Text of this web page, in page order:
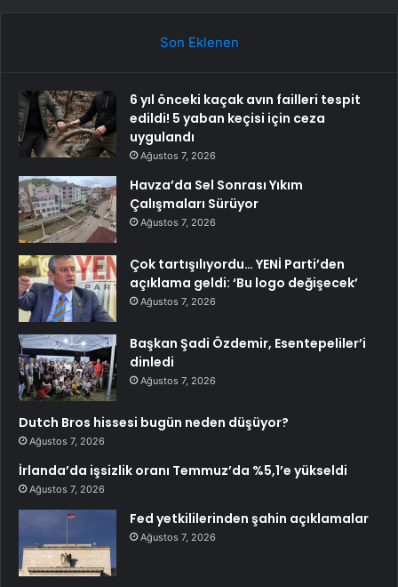
Son Eklenen
6 yıl önceki kaçak avın failleri tespit
edildi! 5 yaban keçisi için ceza
uygulandı
Ağustos 7, 2026
Havza’da Sel Sonrası Yıkım
Çalışmaları Sürüyor
Ağustos 7, 2026
Çok tartışılıyordu… YENİ Parti’den
açıklama geldi: ‘Bu logo değişecek’
Ağustos 7, 2026
Başkan Şadi Özdemir, Esentepeliler’i
dinledi
Ağustos 7, 2026
Dutch Bros hissesi bugün neden düşüyor?
Ağustos 7, 2026
İrlanda’da işsizlik oranı Temmuz’da %5,1’e yükseldi
Ağustos 7, 2026
Fed yetkililerinden şahin açıklamalar
Ağustos 7, 2026